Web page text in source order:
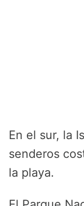
En el sur, la
senderos
la playa.